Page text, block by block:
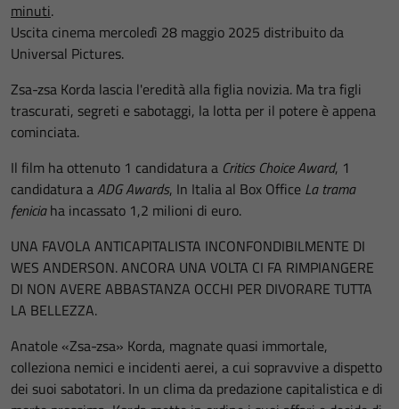
minuti.
Uscita cinema mercoledì 28 maggio 2025 distribuito da
Universal Pictures.
Zsa-zsa Korda lascia l'eredità alla figlia novizia. Ma tra figli
trascurati, segreti e sabotaggi, la lotta per il potere è appena
cominciata.
Il film ha ottenuto 1 candidatura a Critics Choice Award, 1
candidatura aADG Awards, In Italia al Box Office La trama
feniciaha incassato 1,2 milioni di euro.
UNA FAVOLA ANTICAPITALISTA INCONFONDIBILMENTE DI
WES ANDERSON. ANCORA UNA VOLTA CI FA RIMPIANGERE
DI NON AVERE ABBASTANZA OCCHI PER DIVORARE TUTTA
LA BELLEZZA.
Anatole «Zsa-zsa» Korda, magnate quasi immortale,
colleziona nemici e incidenti aerei, a cui sopravvive a dispetto
dei suoi sabotatori. In un clima da predazione capitalistica e di